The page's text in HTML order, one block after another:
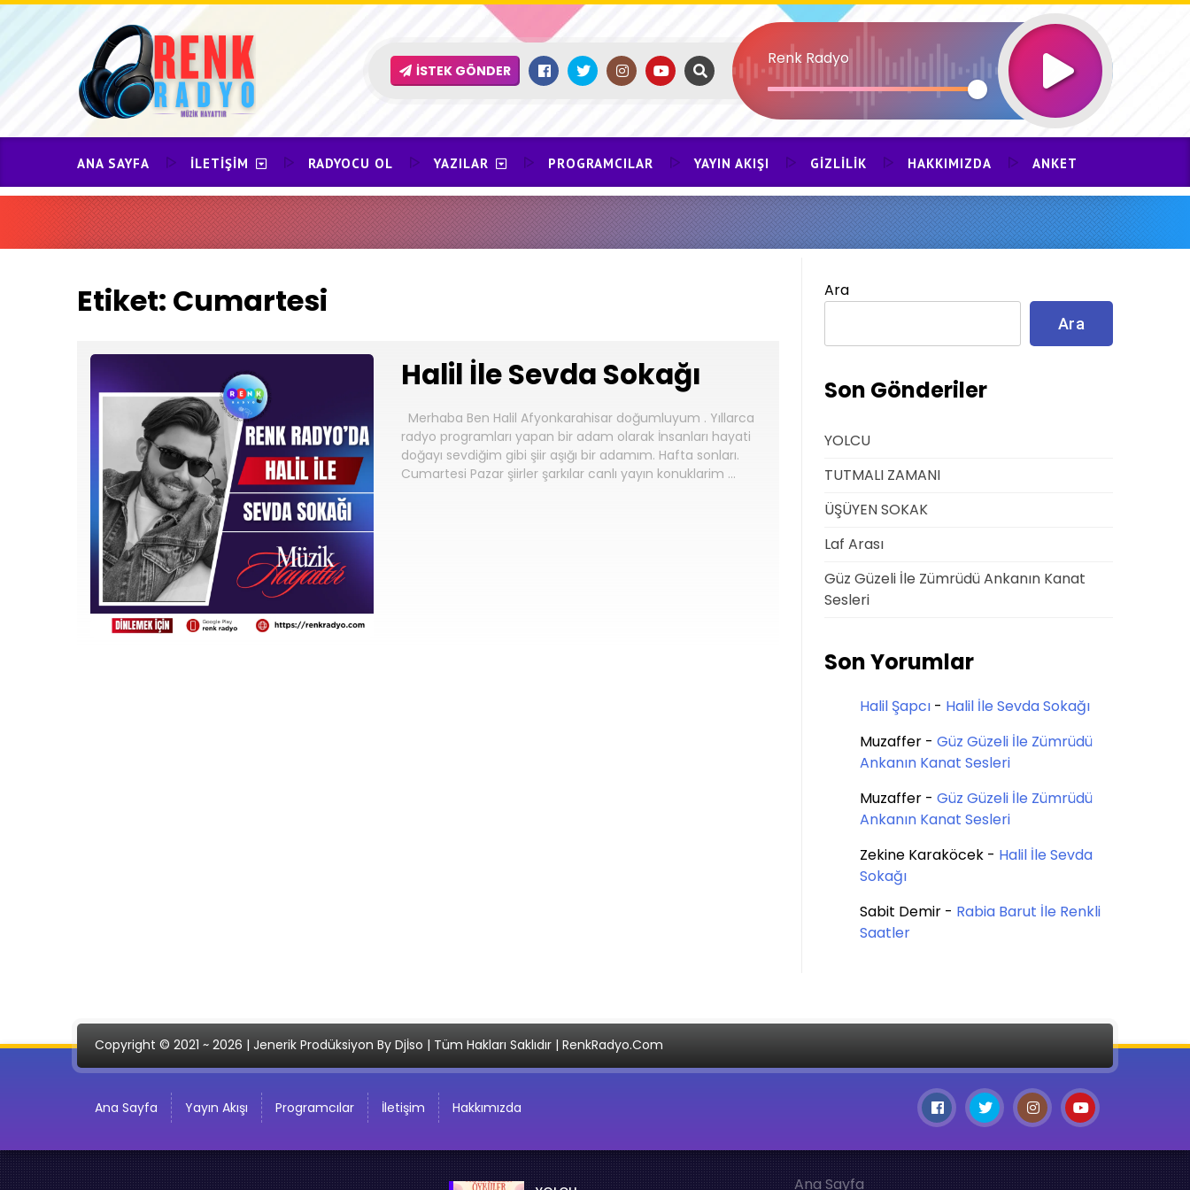
Skip
content
İSTEK GÖNDER
Renk Radyo
ANA SAYFA İLETIŞIM RADYOCU OL YAZILAR PROGRAMCILAR YAYIN AKIŞI GIZLILIK HAKKIMIZDA ANKET
Etiket: Cumartesi
Halil İle Sevda Sokağı
Merhaba Ben Halil Afyonkarahisar doğumluyum . Yıllarca
radyo programları yapan bir adam olarak İnsanları hayati
doğayı sevdiğim gibi şiir aşığı bir adamım. Hafta sonları.
Cumartesi Pazar şiirler şarkılar canlı yayın konuklarim …
Ara
Ara
Son Gönderiler
YOLCU
TUTMALI ZAMANI
ÜŞÜYEN SOKAK
Laf Arası
Güz Güzeli İle Zümrüdü Ankanın Kanat
Sesleri
Son Yorumlar
Halil Şapcı - Halil İle Sevda Sokağı
Muzaffer - Güz Güzeli İle Zümrüdü
Ankanın Kanat Sesleri
Muzaffer - Güz Güzeli İle Zümrüdü
Ankanın Kanat Sesleri
Zekine Karaköcek - Halil İle Sevda
Sokağı
Sabit Demir - Rabia Barut İle Renkli
Saatler
Copyright © 2021 ~ 2026 | Jenerik Prodüksiyon By Djİso | Tüm Hakları Saklıdır | RenkRadyo.Com
Ana Sayfa Yayın Akışı Programcılar İletişim Hakkımızda
Ana Sayfa